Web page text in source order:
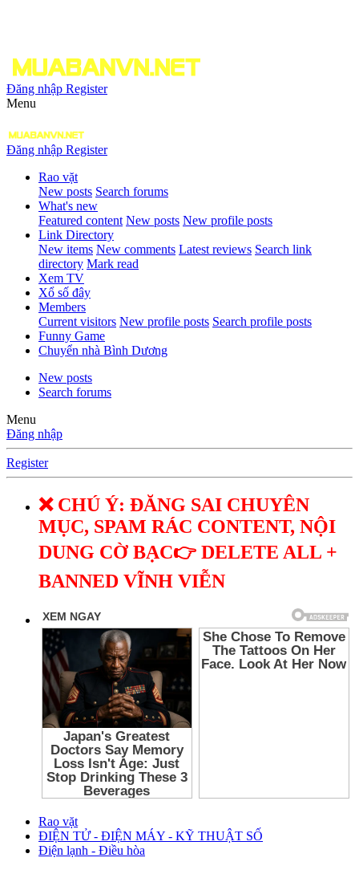
Đăng nhập Register
Menu
Đăng nhập Register
Rao vặt
New posts Search forums
What's new
Featured content New posts New profile posts
Link Directory
New items New comments Latest reviews Search link
directory Mark read
Xem TV
Xổ số đây
Members
Current visitors New profile posts Search profile posts
Funny Game
Chuyển nhà Bình Dương
New posts
Search forums
Menu
Đăng nhập
Register
❌ CHÚ Ý: ĐĂNG SAI CHUYÊN
MỤC, SPAM RÁC CONTENT, NỘI
DUNG CỜ BẠC👉 DELETE ALL +
BANNED VĨNH VIỄN
Rao vặt
ĐIỆN TỬ - ĐIỆN MÁY - KỸ THUẬT SỐ
Điện lạnh - Điều hòa